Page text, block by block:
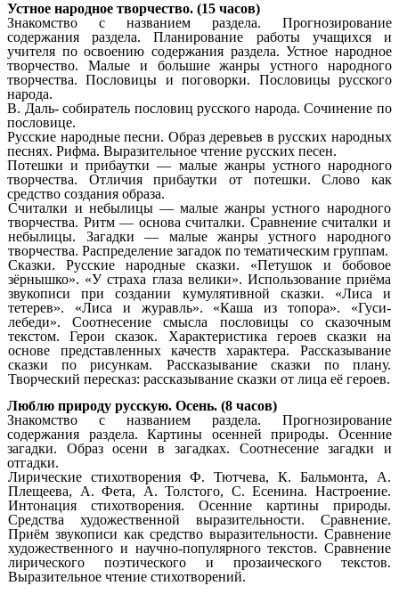
Устное народное творчество. (15 часов)
Знакомство с названием раздела. Прогнозирование
содержания раздела. Планирование работы учащихся и
учителя по освоению содержания раздела. Устное народное
творчество. Малые и большие жанры устного народного
творчества. Пословицы и поговорки. Пословицы русского
народа.
В. Даль- собиратель пословиц русского народа. Сочинение по
пословице.
Русские народные песни. Образ деревьев в русских народных
песнях. Рифма. Выразительное чтение русских песен.
Потешки и прибаутки — малые жанры устного народного
творчества. Отличия прибаутки от потешки. Слово как
средство создания образа.
Считалки и небылицы — малые жанры устного народного
творчества. Ритм — основа считалки. Сравнение считалки и
небылицы. Загадки — малые жанры устного народного
творчества. Распределение загадок по тематическим группам.
Сказки. Русские народные сказки. «Петушок и бобовое
зёрнышко». «У страха глаза велики». Использование приёма
звукописи при создании кумулятивной сказки. «Лиса и
тетерев». «Лиса и журавль». «Каша из топора». «Гуси-
лебеди». Соотнесение смысла пословицы со сказочным
текстом. Герои сказок. Характеристика героев сказки на
основе представленных качеств характера. Рассказывание
сказки по рисункам. Рассказывание сказки по плану.
Творческий пересказ: рассказывание сказки от лица её героев.
Люблю природу русскую. Осень. (8 часов)
Знакомство с названием раздела. Прогнозирование
содержания раздела. Картины осенней природы. Осенние
загадки. Образ осени в загадках. Соотнесение загадки и
отгадки.
Лирические стихотворения Ф. Тютчева, К. Бальмонта, А.
Плещеева, А. Фета, А. Толстого, С. Есенина. Настроение.
Интонация стихотворения. Осенние картины природы.
Средства художественной выразительности. Сравнение.
Приём звукописи как средство выразительности. Сравнение
художественного и научно-популярного текстов. Сравнение
лирического поэтического и прозаического текстов.
Выразительное чтение стихотворений.